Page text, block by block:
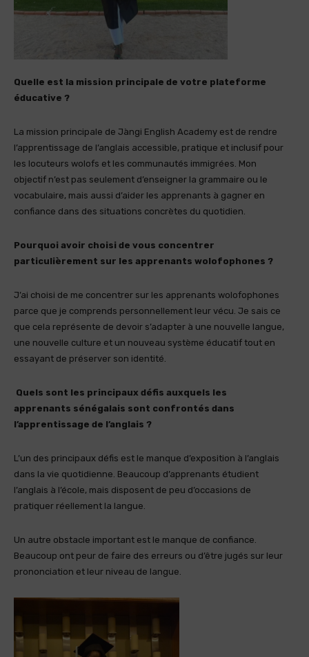
Quelle est la mission principale de votre plateforme
éducative ?
La mission principale de Jàngi English Academy est de rendre
l’apprentissage de l’anglais accessible, pratique et inclusif pour
les locuteurs wolofs et les communautés immigrées. Mon
objectif n’est pas seulement d’enseigner la grammaire ou le
vocabulaire, mais aussi d’aider les apprenants à gagner en
confiance dans des situations concrètes du quotidien.
Pourquoi avoir choisi de vous concentrer
particulièrement sur les apprenants wolofophones ?
J’ai choisi de me concentrer sur les apprenants wolofophones
parce que je comprends personnellement leur vécu. Je sais ce
que cela représente de devoir s’adapter à une nouvelle langue,
une nouvelle culture et un nouveau système éducatif tout en
essayant de préserver son identité.
Quels sont les principaux défis auxquels les
apprenants sénégalais sont confrontés dans
l’apprentissage de l’anglais ?
L’un des principaux défis est le manque d’exposition à l’anglais
dans la vie quotidienne. Beaucoup d’apprenants étudient
l’anglais à l’école, mais disposent de peu d’occasions de
pratiquer réellement la langue.
Un autre obstacle important est le manque de confiance.
Beaucoup ont peur de faire des erreurs ou d’être jugés sur leur
prononciation et leur niveau de langue.